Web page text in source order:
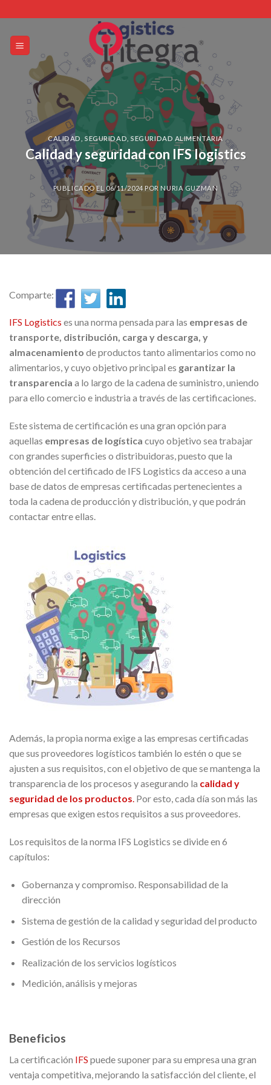
to
content
CALIDAD ,SEGURIDAD ,SEGURIDAD ALIMENTARIA
Calidad y seguridad con IFS logistics
PUBLICADO EL 06/11/2024POR NURIA GUZMAN
Comparte:
IFS Logistics es una norma pensada para las empresas de
transporte, distribución, carga y descarga, y
almacenamiento de productos tanto alimentarios como no
alimentarios, y cuyo objetivo principal es garantizar la
transparencia a lo largo de la cadena de suministro, uniendo
para ello comercio e industria a través de las certificaciones.
Este sistema de certificación es una gran opción para
aquellas empresas de logística cuyo objetivo sea trabajar
con grandes superficies o distribuidoras, puesto que la
obtención del certificado de IFS Logistics da acceso a una
base de datos de empresas certificadas pertenecientes a
toda la cadena de producción y distribución, y que podrán
contactar entre ellas.
Además, la propia norma exige a las empresas certificadas
que sus proveedores logísticos también lo estén o que se
ajusten a sus requisitos, con el objetivo de que se mantenga la
transparencia de los procesos y asegurando la calidad y
seguridad de los productos. Por esto, cada día son más las
empresas que exigen estos requisitos a sus proveedores.
Los requisitos de la norma IFS Logistics se divide en 6
capítulos:
Gobernanza y compromiso. Responsabilidad de la
dirección
Sistema de gestión de la calidad y seguridad del producto
Gestión de los Recursos
Realización de los servicios logísticos
Medición, análisis y mejoras
Beneficios
La certificación IFS puede suponer para su empresa una gran
ventaja competitiva, mejorando la satisfacción del cliente, el